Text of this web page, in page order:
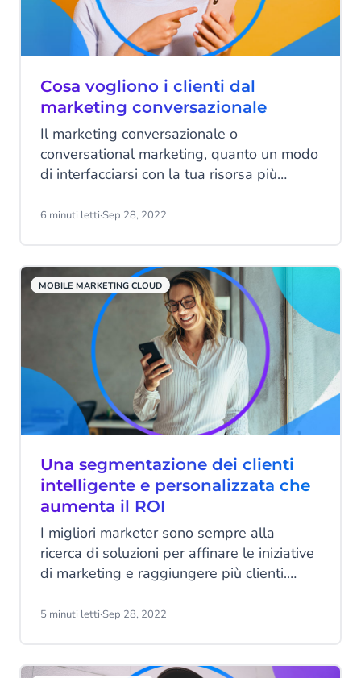
Cosa vogliono i clienti dal
marketing conversazionale
Il marketing conversazionale o
conversational marketing, quanto un modo
di interfacciarsi con la tua risorsa più
eliminare gli ostacoli tra il cliente e
Continua a leggere per scoprire di più.
6 minuti letti·Sep 28, 2022
MOBILE MARKETING CLOUD
Una segmentazione dei clienti
intelligente e personalizzata che
aumenta il ROI
I migliori marketer sono sempre alla
ricerca di soluzioni per affinare le iniziative
di marketing e raggiungere più clienti.
segmentazione efficace può aumentare
5 minuti letti·Sep 28, 2022